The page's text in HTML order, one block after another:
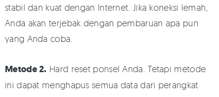
stabil dan kuat dengan Internet. Jika koneksi lemah,
Anda akan terjebak dengan pembaruan apa pun
yang Anda coba.
Metode 2. Hard reset ponsel Anda. Tetapi metode
ini dapat menghapus semua data dari perangkat